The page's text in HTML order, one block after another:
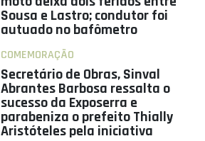
Sousa e Lastro; condutor foi
autuado no bafômetro
COMEMORAÇÃO
Secretário de Obras, Sinval
Abrantes Barbosa ressalta o
sucesso da Exposerra e
parabeniza o prefeito Thially
Aristóteles pela iniciativa